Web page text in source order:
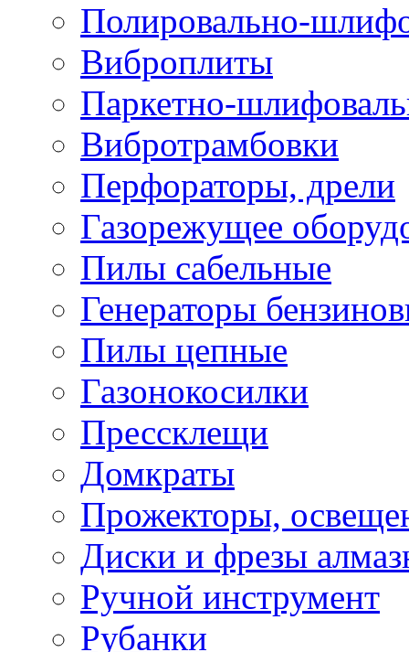
Полировально-
Виброплиты
Паркетно-
Вибротрамбовки
Перфораторы, дрели
Газорежущее
Пилы сабельные
Генераторы
Пилы цепные
Газонокосилки
Прессклещи
Домкраты
Прожекторы,
Диски и фрезы
Ручной инструмент
Рубанки